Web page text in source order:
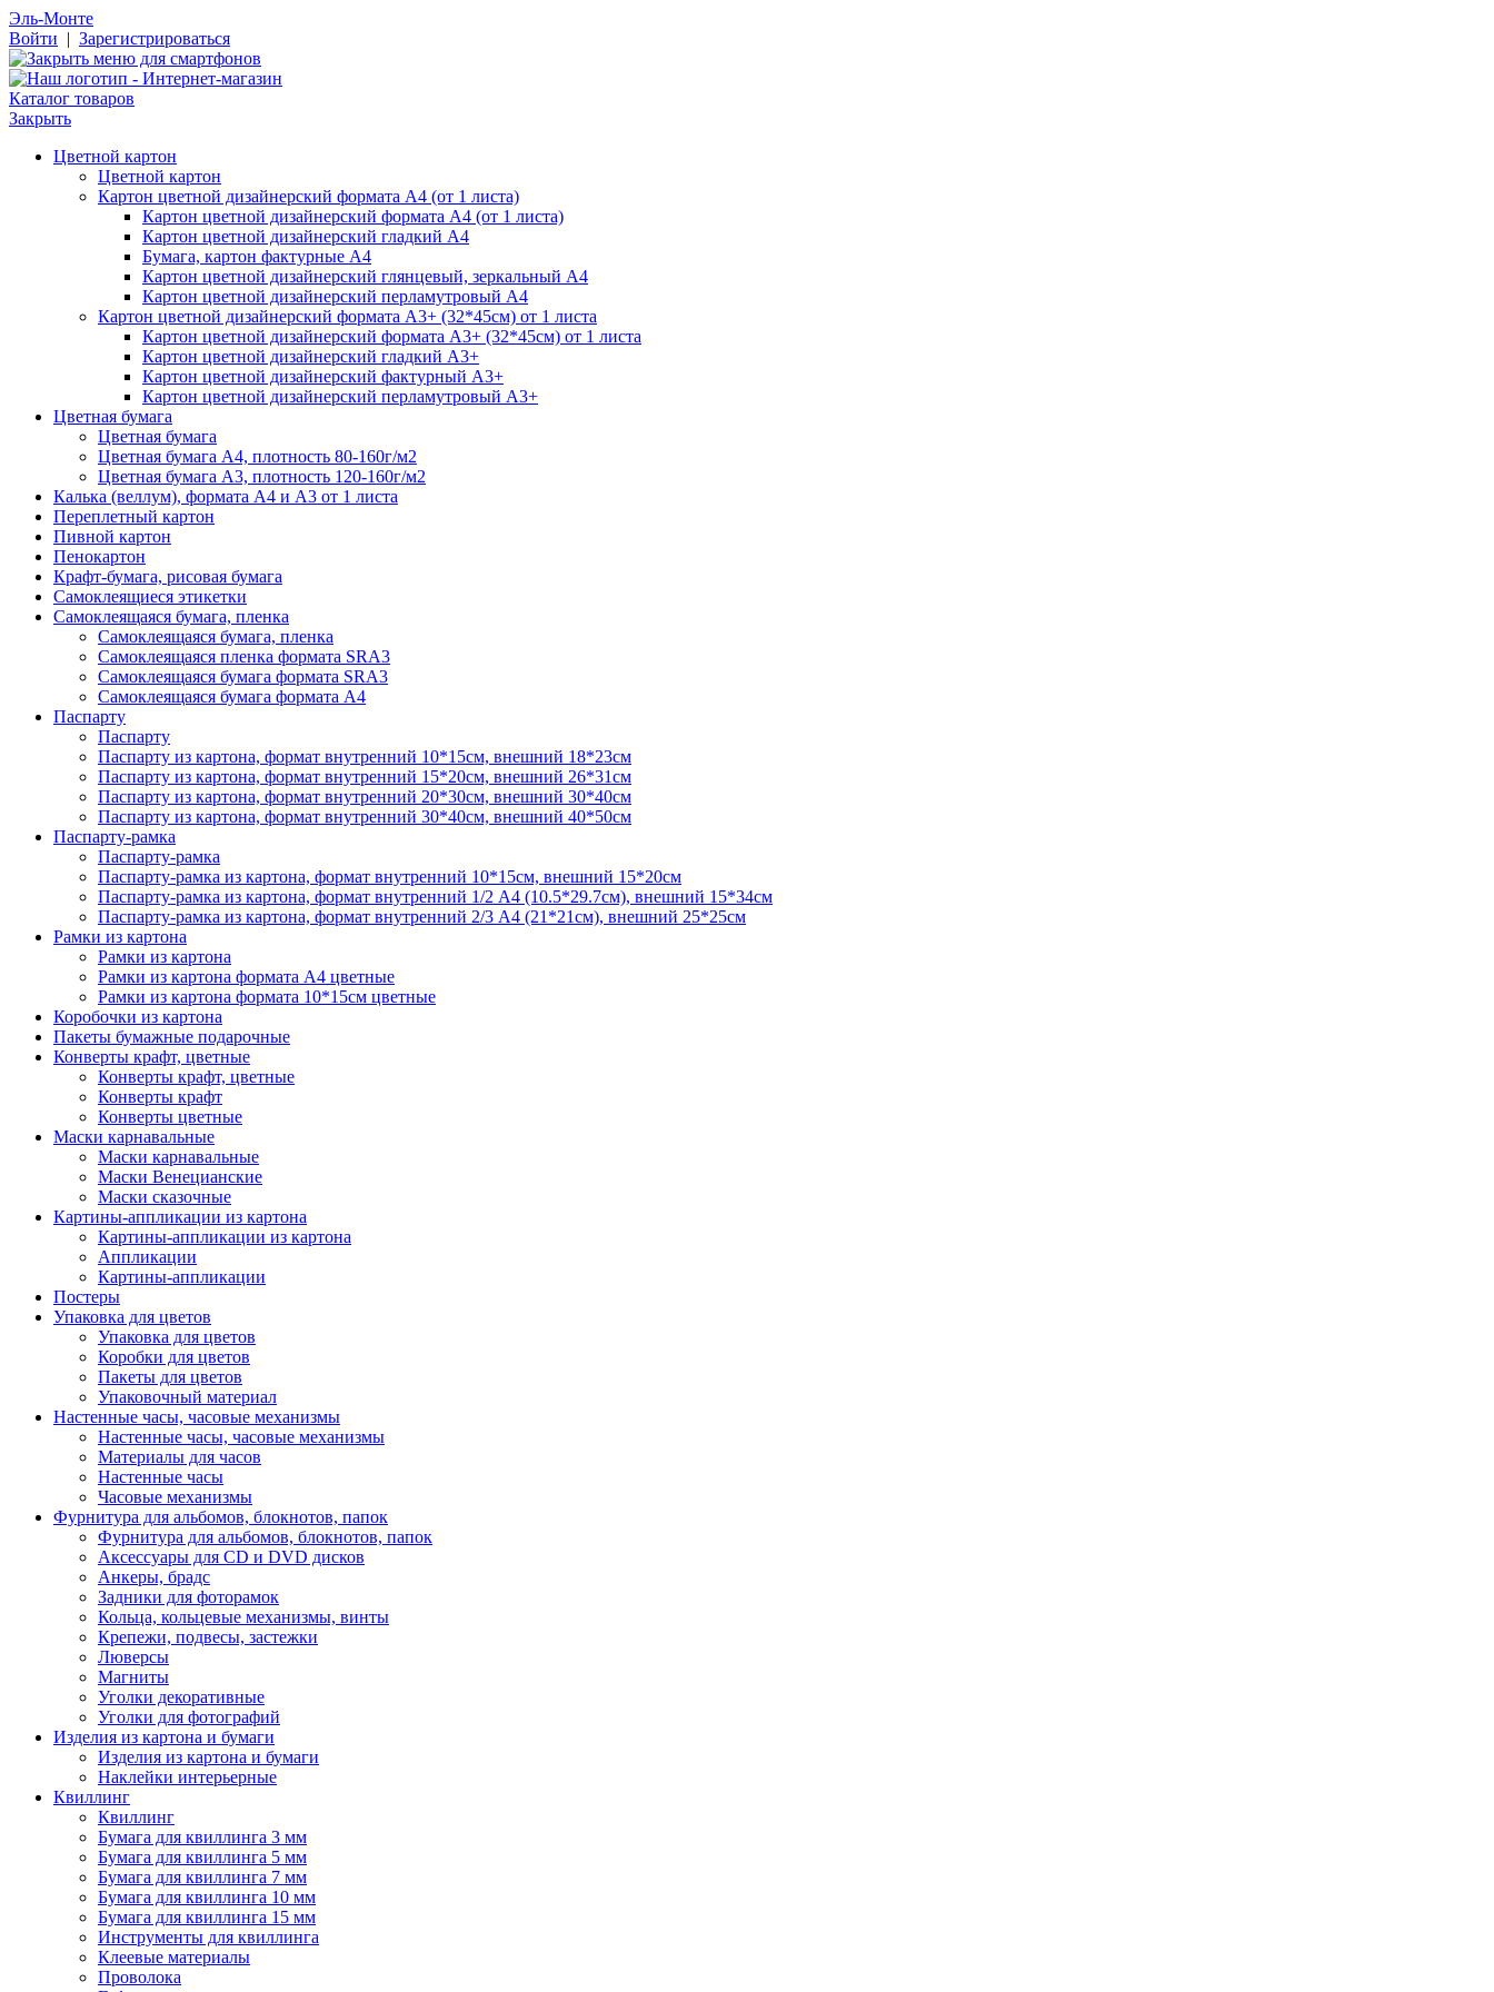
Эль-Монте
Войти | Зарегистрироваться
Каталог товаров
Закрыть
Цветной картон
Цветной картон
Картон цветной дизайнерский формата А4 (от 1 листа)
Картон цветной дизайнерский формата А4 (от 1 листа)
Картон цветной дизайнерский гладкий А4
Бумага, картон фактурные А4
Картон цветной дизайнерский глянцевый, зеркальный А4
Картон цветной дизайнерский перламутровый А4
Картон цветной дизайнерский формата А3+ (32*45см) от 1 листа
Картон цветной дизайнерский формата А3+ (32*45см) от 1 листа
Картон цветной дизайнерский гладкий А3+
Картон цветной дизайнерский фактурный А3+
Картон цветной дизайнерский перламутровый А3+
Цветная бумага
Цветная бумага
Цветная бумага А4, плотность 80-160г/м2
Цветная бумага А3, плотность 120-160г/м2
Калька (веллум), формата А4 и А3 от 1 листа
Переплетный картон
Пивной картон
Пенокартон
Крафт-бумага, рисовая бумага
Самоклеящиеся этикетки
Самоклеящаяся бумага, пленка
Самоклеящаяся бумага, пленка
Самоклеящаяся пленка формата SRА3
Самоклеящаяся бумага формата SRА3
Самоклеящаяся бумага формата А4
Паспарту
Паспарту
Паспарту из картона, формат внутренний 10*15см, внешний 18*23см
Паспарту из картона, формат внутренний 15*20см, внешний 26*31см
Паспарту из картона, формат внутренний 20*30см, внешний 30*40см
Паспарту из картона, формат внутренний 30*40см, внешний 40*50см
Паспарту-рамка
Паспарту-рамка
Паспарту-рамка из картона, формат внутренний 10*15см, внешний 15*20см
Паспарту-рамка из картона, формат внутренний 1/2 А4 (10.5*29.7см), внешний 15*34см
Паспарту-рамка из картона, формат внутренний 2/3 А4 (21*21см), внешний 25*25см
Рамки из картона
Рамки из картона
Рамки из картона формата А4 цветные
Рамки из картона формата 10*15см цветные
Коробочки из картона
Пакеты бумажные подарочные
Конверты крафт, цветные
Конверты крафт, цветные
Конверты крафт
Конверты цветные
Маски карнавальные
Маски карнавальные
Маски Венецианские
Маски сказочные
Картины-аппликации из картона
Картины-аппликации из картона
Аппликации
Картины-аппликации
Постеры
Упаковка для цветов
Упаковка для цветов
Коробки для цветов
Пакеты для цветов
Упаковочный материал
Настенные часы, часовые механизмы
Настенные часы, часовые механизмы
Материалы для часов
Настенные часы
Часовые механизмы
Фурнитура для альбомов, блокнотов, папок
Фурнитура для альбомов, блокнотов, папок
Аксессуары для CD и DVD дисков
Анкеры, брадс
Задники для фоторамок
Кольца, кольцевые механизмы, винты
Крепежи, подвесы, застежки
Люверсы
Магниты
Уголки декоративные
Уголки для фотографий
Изделия из картона и бумаги
Изделия из картона и бумаги
Наклейки интерьерные
Квиллинг
Квиллинг
Бумага для квиллинга 3 мм
Бумага для квиллинга 5 мм
Бумага для квиллинга 7 мм
Бумага для квиллинга 10 мм
Бумага для квиллинга 15 мм
Инструменты для квиллинга
Клеевые материалы
Проволока